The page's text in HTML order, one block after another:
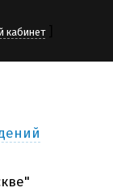
кабинет